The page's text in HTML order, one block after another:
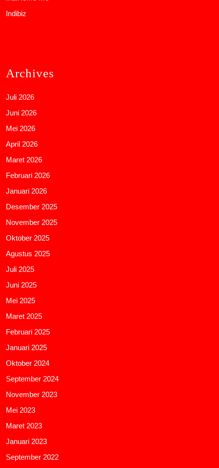
Indibiz
Archives
Juli 2026
Juni 2026
Mei 2026
April 2026
Maret 2026
Februari 2026
Januari 2026
Desember 2025
November 2025
Oktober 2025
Agustus 2025
Juli 2025
Juni 2025
Mei 2025
Maret 2025
Februari 2025
Januari 2025
Oktober 2024
September 2024
November 2023
Mei 2023
Maret 2023
Januari 2023
September 2022